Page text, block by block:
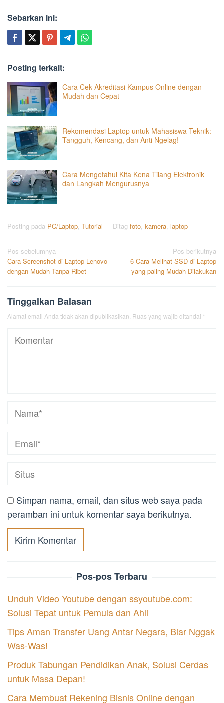
Sebarkan ini:
Posting terkait:
Cara Cek Akreditasi Kampus Online dengan
Mudah dan Cepat
Rekomendasi Laptop untuk Mahasiswa Teknik:
Tangguh, Kencang, dan Anti Ngelag!
Cara Mengetahui Kita Kena Tilang Elektronik
dan Langkah Mengurusnya
Posting pada PC/Laptop Tutorial Ditag foto kamera laptop
Navigasi
pos
Pos sebelumnya
Cara Screenshot di Laptop Lenovo
dengan Mudah Tanpa Ribet
Pos berikutnya
6 Cara Melihat SSD di Laptop
yang paling Mudah Dilakukan
Tinggalkan Balasan
Alamat email Anda tidak akan dipublikasikan. Ruas yang wajib ditandai *
Simpan nama, email, dan situs web saya pada
peramban ini untuk komentar saya berikutnya.
Pos-pos Terbaru
Unduh Video Youtube dengan ssyoutube.com:
Solusi Tepat untuk Pemula dan Ahli
Tips Aman Transfer Uang Antar Negara, Biar Nggak
Was-Was!
Produk Tabungan Pendidikan Anak, Solusi Cerdas
untuk Masa Depan!
Cara Membuat Rekening Bisnis Online dengan